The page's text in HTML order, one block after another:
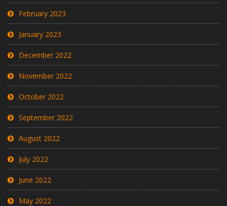
February 2023
January 2023
December 2022
November 2022
October 2022
September 2022
August 2022
July 2022
June 2022
May 2022